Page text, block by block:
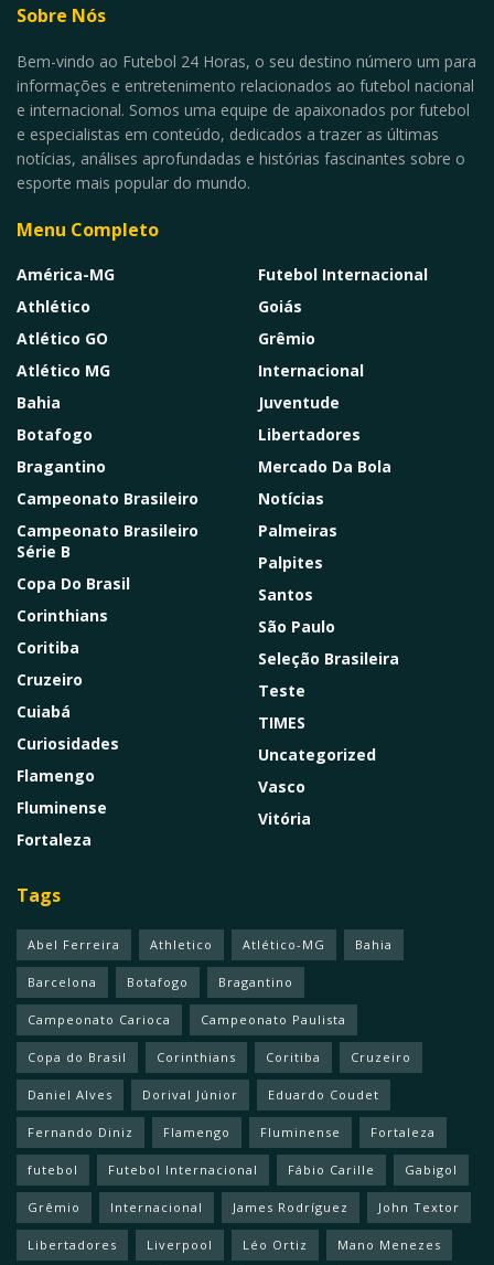
Sobre Nós
Bem-vindo ao Futebol 24 Horas, o seu destino número um para
informações e entretenimento relacionados ao futebol nacional
e internacional. Somos uma equipe de apaixonados por futebol
e especialistas em conteúdo, dedicados a trazer as últimas
notícias, análises aprofundadas e histórias fascinantes sobre o
esporte mais popular do mundo.
Menu Completo
América-MG
Athlético
Atlético GO
Atlético MG
Bahia
Botafogo
Bragantino
Campeonato Brasileiro
Campeonato Brasileiro
Série B
Copa Do Brasil
Corinthians
Coritiba
Cruzeiro
Cuiabá
Curiosidades
Flamengo
Fluminense
Fortaleza
Futebol Internacional
Goiás
Grêmio
Internacional
Juventude
Libertadores
Mercado Da Bola
Notícias
Palmeiras
Palpites
Santos
São Paulo
Seleção Brasileira
Teste
TIMES
Uncategorized
Vasco
Vitória
Tags
Abel Ferreira Athletico Atlético-MG Bahia
Barcelona Botafogo Bragantino
Campeonato Carioca Campeonato Paulista
Copa do Brasil Corinthians Coritiba Cruzeiro
Daniel Alves Dorival Júnior Eduardo Coudet
Fernando Diniz Flamengo Fluminense Fortaleza
futebol Futebol Internacional Fábio Carille Gabigol
Grêmio Internacional James Rodríguez John Textor
Libertadores Liverpool Léo Ortiz Mano Menezes